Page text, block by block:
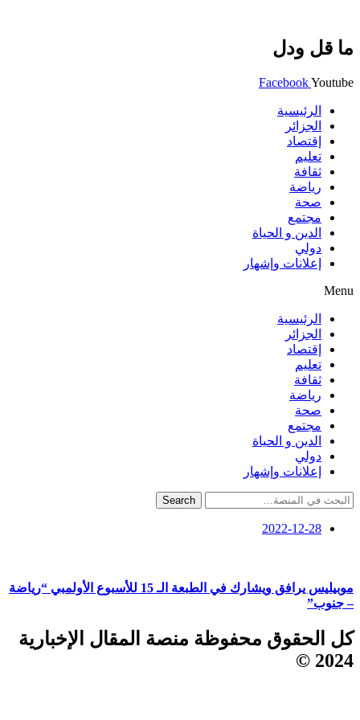
ما قل ودل
FacebookYoutube
الرئيسية
الجزائر
إقتصاد
تعليم
ثقافة
رياضة
صحة
مجتمع
الدين و الحياة
دولي
إعلانات وإشهار
Menu
الرئيسية
الجزائر
إقتصاد
تعليم
ثقافة
رياضة
صحة
مجتمع
الدين و الحياة
دولي
إعلانات وإشهار
Search
2022-12-28
موبيليس يرافق ويشارك في الطبعة الـ 15 للأسبوع الأولمبي “رياضة
– جنوب”
كل الحقوق محفوظة منصة المقال الإخبارية
2024 ©